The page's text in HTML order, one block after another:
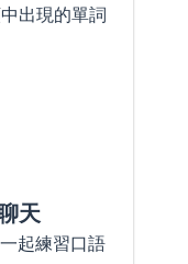
出現的單詞
天
起練習口語